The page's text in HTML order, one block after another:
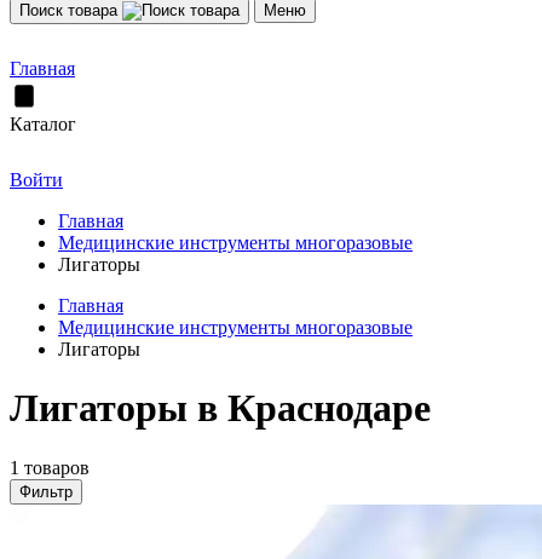
Поиск товара Меню
Главная
Каталог
Войти
Главная
Медицинские инструменты многоразовые
Лигаторы
Главная
Медицинские инструменты многоразовые
Лигаторы
Лигаторы в Краснодаре
1 товаров
Фильтр